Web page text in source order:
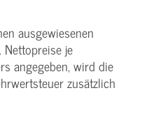
ausgewiesenen
Nettopreise je
angegeben, wird die
zusätzlich